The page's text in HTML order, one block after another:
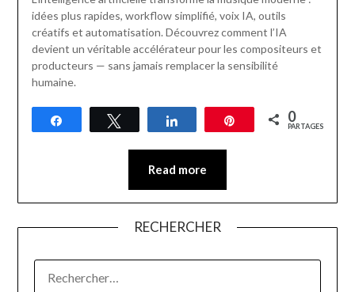
idées plus rapides, workflow simplifié, voix IA, outils
créatifs et automatisation. Découvrez comment l’IA
devient un véritable accélérateur pour les compositeurs et
producteurs — sans jamais remplacer la sensibilité
humaine.
Partagez Tweetez Partagez Épingle 0
PARTAGES
Read more
RECHERCHER